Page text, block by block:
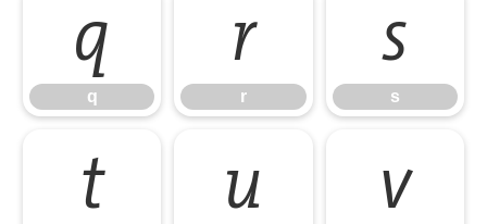
q
q
r
r
s
s
t u v